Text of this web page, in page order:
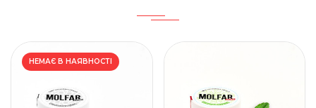
НЕМАЄ В НАЯВНОСТІ